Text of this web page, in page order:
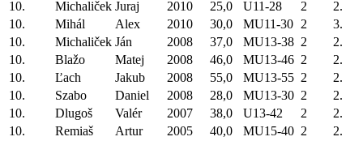
10.
Michaliček Juraj 2010 25,0 U11-28 2
2.
10.
Mihál Alex 2010 30,0 MU11-30 2
3.
10.
Michaliček Ján 2008 37,0 MU13-38 2
2.
10.
Blažo Matej 2008 46,0 MU13-46 2
2.
10.
Ľach Jakub 2008 55,0 MU13-55 2
2.
10.
Szabo Daniel 2008 28,0 MU13-30 2
2.
10.
Dlugoš Valér 2007 38,0 U13-42 2
2.
10.
Remiaš Artur 2005 40,0 MU15-40 2
2.